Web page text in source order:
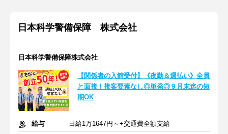
日本科学警備保障 株式会社
日本科学警備保障株式会社
【関係者の入館受付】《夜勤＆週払い》全員
と面接！接客要素なし◎単発◎９月末迄の短
期OK
給与
日給1万1647円～+交通費全額支給